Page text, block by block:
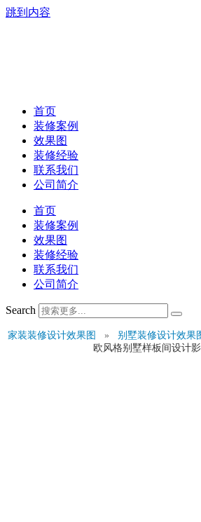
跳到内容
首页
装修案例
效果图
装修经验
联系我们
公司简介
首页
装修案例
效果图
装修经验
联系我们
公司简介
Search
家装装修设计效果图 » 别墅装修设计效果
欧风格别墅样板间设计